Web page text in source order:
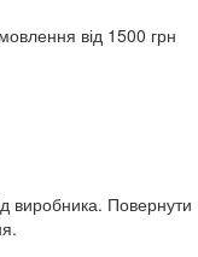
від 1500 грн
виробника. Повернути